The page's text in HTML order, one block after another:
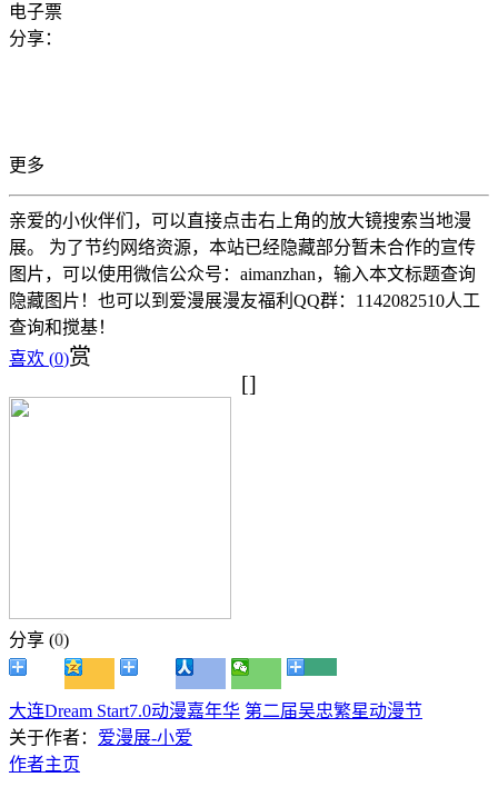
电子票
分享：
更多
亲爱的小伙伴们，可以直接点击右上角的放大镜搜索当地漫
展。 为了节约网络资源，本站已经隐藏部分暂未合作的宣传
图片，可以使用微信公众号：aimanzhan，输入本文标题查询
隐藏图片！也可以到爱漫展漫友福利QQ群：1142082510人工
查询和搅基！
喜欢 (0)赏
[]
分享 (0)
大连Dream Start7.0动漫嘉年华 第二届吴忠繁星动漫节
关于作者： 爱漫展-小爱
作者主页